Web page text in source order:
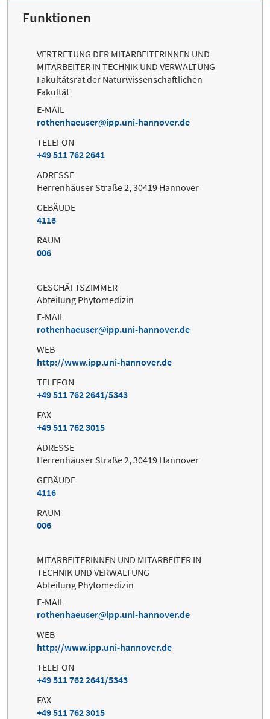
Funktionen
VERTRETUNG DER MITARBEITERINNEN UND
MITARBEITER IN TECHNIK UND VERWALTUNG
Fakultätsrat der Naturwissenschaftlichen
Fakultät
E-MAIL
rothenhaeuser
ipp.uni-hannover.de
TELEFON
+49 511 762 2641
ADRESSE
Herrenhäuser Straße 2, 30419 Hannover
GEBÄUDE
4116
RAUM
006
GESCHÄFTSZIMMER
Abteilung Phytomedizin
E-MAIL
rothenhaeuser
ipp.uni-hannover.de
WEB
http://www.ipp.uni-hannover.de
TELEFON
+49 511 762 2641/5343
FAX
+49 511 762 3015
ADRESSE
Herrenhäuser Straße 2, 30419 Hannover
GEBÄUDE
4116
RAUM
006
MITARBEITERINNEN UND MITARBEITER IN
TECHNIK UND VERWALTUNG
Abteilung Phytomedizin
E-MAIL
rothenhaeuser
ipp.uni-hannover.de
WEB
http://www.ipp.uni-hannover.de
TELEFON
+49 511 762 2641/5343
FAX
+49 511 762 3015